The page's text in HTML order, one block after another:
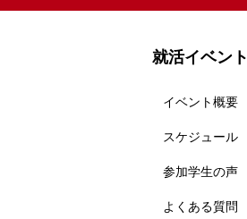
就活イベント
イベント概要
スケジュール
参加学生の声
よくある質問